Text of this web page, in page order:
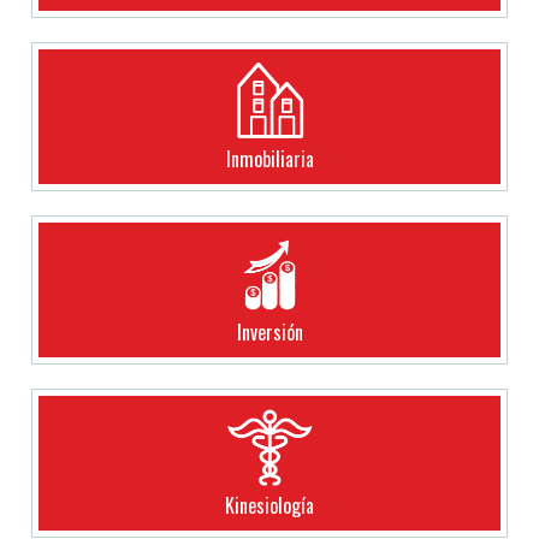
Inmobiliaria
Inversión
Kinesiología